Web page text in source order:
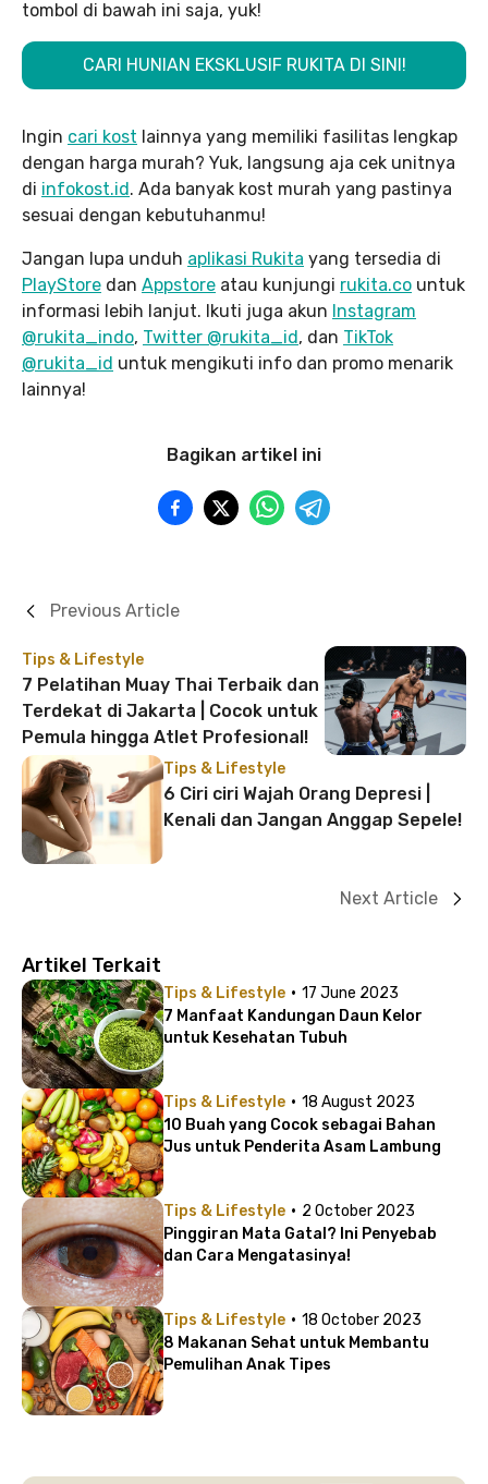
tombol di bawah ini saja, yuk!
CARI HUNIAN EKSKLUSIF RUKITA DI SINI!
Ingin cari kost lainnya yang memiliki fasilitas lengkap
dengan harga murah? Yuk, langsung aja cek unitnya
di infokost.id . Ada banyak kost murah yang pastinya
sesuai dengan kebutuhanmu!
Jangan lupa unduh aplikasi Rukita yang tersedia di
PlayStore dan Appstore atau kunjungi rukita.co untuk
informasi lebih lanjut. Ikuti juga akun Instagram
@rukita_indo, Twitter @rukita_id , dan TikTok
@rukita_id untuk mengikuti info dan promo menarik
lainnya!
Bagikan artikel ini
Tips & Lifestyle
7 Pelatihan Muay Thai Terbaik dan
Terdekat di Jakarta | Cocok untuk
Pemula hingga Atlet Profesional!
Previous Article
Tips & Lifestyle
6 Ciri ciri Wajah Orang Depresi |
Kenali dan Jangan Anggap Sepele!
Next Article
Artikel Terkait
Tips & Lifestyle · 17 June 2023
7 Manfaat Kandungan Daun Kelor
untuk Kesehatan Tubuh
Tips & Lifestyle · 18 August 2023
10 Buah yang Cocok sebagai Bahan
Jus untuk Penderita Asam Lambung
Tips & Lifestyle · 2 October 2023
Pinggiran Mata Gatal? Ini Penyebab
dan Cara Mengatasinya!
Tips & Lifestyle · 18 October 2023
8 Makanan Sehat untuk Membantu
Pemulihan Anak Tipes